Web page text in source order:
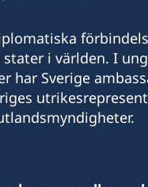
i världen. I
har Sverige